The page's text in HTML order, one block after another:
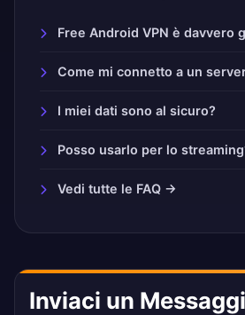
Inviaci un
Free Android VPN è davvero
Come mi connetto a un
I miei dati sono al sicuro?
Posso usarlo per lo
Vedi tutte le FAQ →